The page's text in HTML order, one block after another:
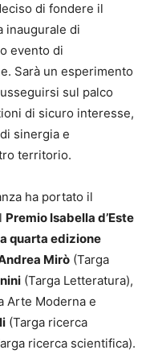
di fondere il
inaugurale di
evento di
Sarà un esperimento
sul palco
di sicuro interesse,
sinergia e
territorio.
ha portato il
Premio Isabella d’Este
quarta edizione
Mirò (Targa
(Targa Letteratura),
Arte Moderna e
(Targa ricerca
ricerca scientifica).